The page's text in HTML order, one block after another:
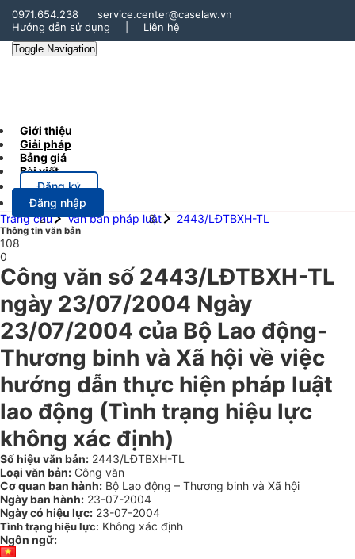
0971.654.238
service.center@caselaw.vn
Hướng dẫn sử dụng
Liên hệ
Toggle Navigation
Giới thiệu
Giải pháp
Bảng giá
Bài viết
Đăng ký
Đăng nhập
Trang chủ
Văn bản pháp luật 2443/LĐTBXH-TL
Thông tin văn bản
108
0
Công văn số 2443/LĐTBXH-TL
ngày 23/07/2004 Ngày
23/07/2004 của Bộ Lao động-
Thương binh và Xã hội về việc
hướng dẫn thực hiện pháp luật
lao động (Tình trạng hiệu lực
không xác định)
Số hiệu văn bản: 2443/LĐTBXH-TL
Loại văn bản: Công văn
Cơ quan ban hành: Bộ Lao động – Thương binh và Xã hội
Ngày ban hành: 23-07-2004
Ngày có hiệu lực: 23-07-2004
Tình trạng hiệu lực: Không xác định
Ngôn ngữ: